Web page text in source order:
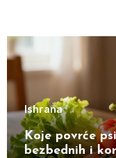
Ishrana
Koje povrće
bezbednih i